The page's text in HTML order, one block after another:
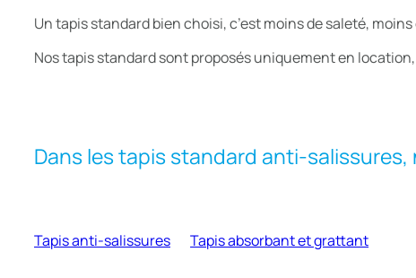
Un tapis standard bien choisi, c’est moins de saleté,
Nos tapis standard sont proposés uniquement en
Dans les tapis standard anti-
Tapis anti-salissures Tapis absorbant et grattant